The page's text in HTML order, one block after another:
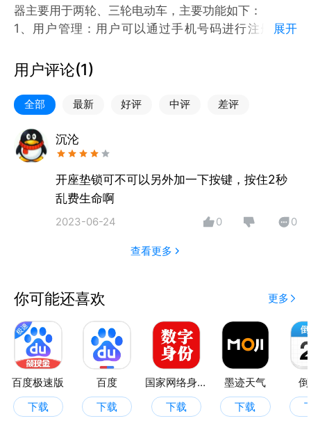
器主要用于两轮、三轮电动车，主要功能如下：
1、用户管理：用户可以通过手机号码进行注册、登
2、设备管理：以列表形式展示用户设备，提供绑定和
扫码添加设备入口；
3、设备控制：设备控制页面提供控制按钮，当设备与
App通过蓝牙连接之后，用户可以发送控制命令，主要
命令包括：布防、撤防、寻车、一键启动；
4、设备配置：设备配置页面提供设备参数配置，包
括：设备名称、震动灵敏度、轮动灵敏度、超速提示音
5、设备共享：用户可以为设备添加共享码，其他用户
可以通过扫描共享码获取设备使用权；
6、自动感应：用户携带手机靠近车辆时，车辆感应启
展开
用户评论(1)
全部 最新 好评 中评 差评
沉沦
开座垫锁可不可以另外加一下按键，按住2秒
乱费生命啊
2023-06-24 0 0
查看更多
你可能还喜欢 更多
百度极速版
下载
百度
下载
国家网络身份认证
下载
墨迹天气
下载